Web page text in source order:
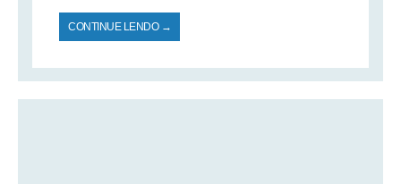
CONTINUE LENDO →